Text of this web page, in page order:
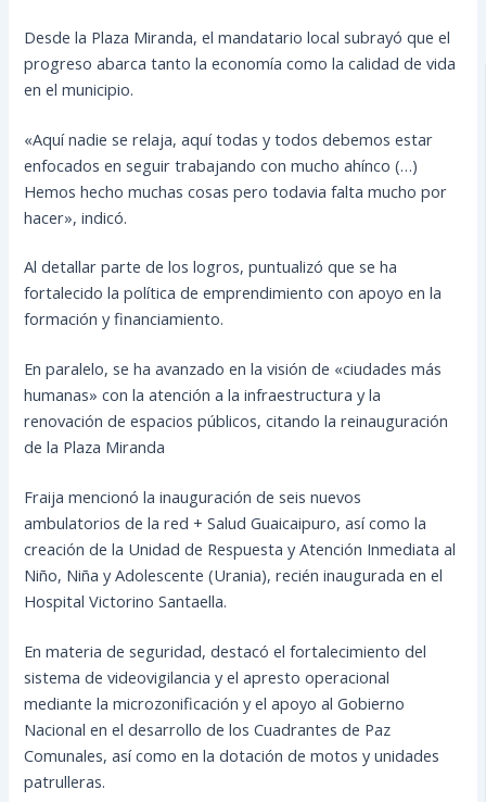
Desde la Plaza Miranda, el mandatario local subrayó que el
progreso abarca tanto la economía como la calidad de vida
en el municipio.
«Aquí nadie se relaja, aquí todas y todos debemos estar
enfocados en seguir trabajando con mucho ahínco (…)
Hemos hecho muchas cosas pero todavia falta mucho por
hacer», indicó.
Al detallar parte de los logros, puntualizó que se ha
fortalecido la política de emprendimiento con apoyo en la
formación y financiamiento.
En paralelo, se ha avanzado en la visión de «ciudades más
humanas» con la atención a la infraestructura y la
renovación de espacios públicos, citando la reinauguración
de la Plaza Miranda
Fraija mencionó la inauguración de seis nuevos
ambulatorios de la red + Salud Guaicaipuro, así como la
creación de la Unidad de Respuesta y Atención Inmediata al
Niño, Niña y Adolescente (Urania), recién inaugurada en el
Hospital Victorino Santaella.
En materia de seguridad, destacó el fortalecimiento del
sistema de videovigilancia y el apresto operacional
mediante la microzonificación y el apoyo al Gobierno
Nacional en el desarrollo de los Cuadrantes de Paz
Comunales, así como en la dotación de motos y unidades
patrulleras.